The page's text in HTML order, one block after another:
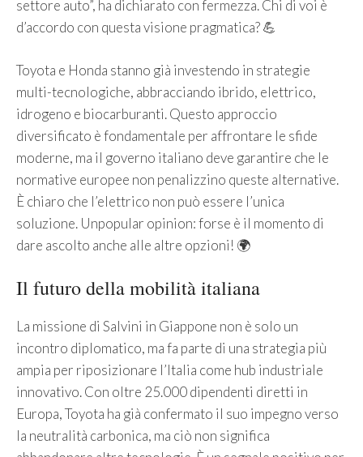
settore auto”, ha dichiarato con fermezza. Chi di voi è
d’accordo con questa visione pragmatica? 💪
Toyota e Honda stanno già investendo in strategie
multi-tecnologiche, abbracciando ibrido, elettrico,
idrogeno e biocarburanti. Questo approccio
diversificato è fondamentale per affrontare le sfide
moderne, ma il governo italiano deve garantire che le
normative europee non penalizzino queste alternative.
È chiaro che l’elettrico non può essere l’unica
soluzione. Unpopular opinion: forse è il momento di
dare ascolto anche alle altre opzioni! 🌍
Il futuro della mobilità italiana
La missione di Salvini in Giappone non è solo un
incontro diplomatico, ma fa parte di una strategia più
ampia per riposizionare l’Italia come hub industriale
innovativo. Con oltre 25.000 dipendenti diretti in
Europa, Toyota ha già confermato il suo impegno verso
la neutralità carbonica, ma ciò non significa